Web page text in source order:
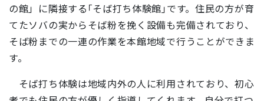
の館」に隣接する｢そば打ち体験館｣です。住民の方が育
てたソバの実からそば粉を挽く設備も完備されており、
そば粉までの一連の作業を本館地域で行うことができま
す。
そば打ち体験は地域内外の人に利用されており、初心